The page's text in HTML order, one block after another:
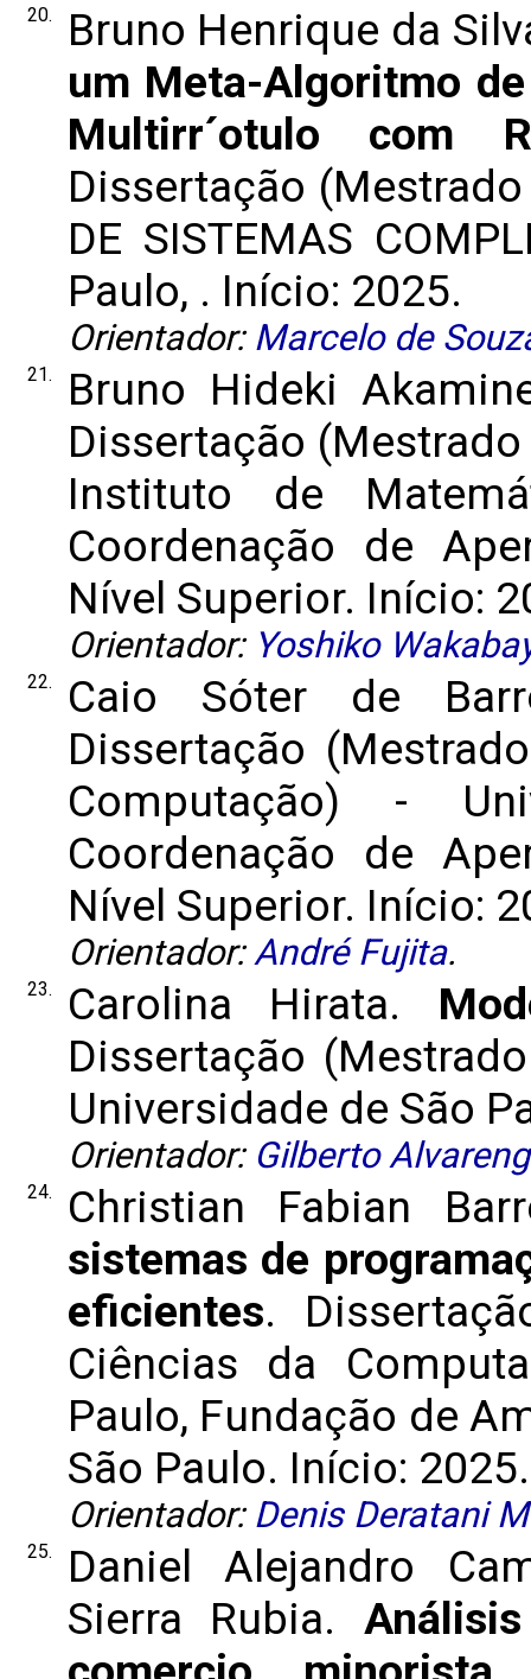
20.
Bruno Henrique da
um Meta-Algoritmo
Multirr´otulo com
Dissertação
DE SISTEMAS
Paulo, . Início: 2025.
Orientador: Marcelo de
21.
Bruno Hideki
Dissertação
Instituto de
Coordenação de
Nível Superior. Início:
Orientador: Yoshiko
22.
Caio Sóter de
Dissertação
Computação) -
Coordenação de
Nível Superior. Início:
Orientador: André Fujita.
23. Carolina Hirata.
Dissertação
Universidade de São
Orientador: Gilberto
24.
Christian Fabian
sistemas de
eficientes.
Ciências da
Paulo, Fundação de
São Paulo. Início: 2025.
Orientador: Denis Deratani
25.
Daniel Alejandro
Sierra Rubia.